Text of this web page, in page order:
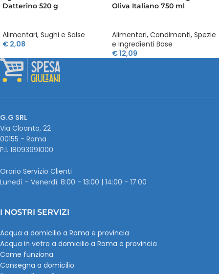
Datterino 520 g
Alimentari, Sughi e Salse
€ 2,08
Oliva Italiano 750 ml
Alimentari, Condimenti, Spezie
e Ingredienti Base
€12,09
G.G SRL
Via Cloanto, 22
00155 - Roma
P.I. ‭18093991000
Orario Servizio Clienti
Lunedì – Venerdì: 8:00 - 13:00 | 14:00 - 17:00
I NOSTRI SERVIZI
Acqua a domicilio a Roma e provincia
Acqua in vetro a domicilio a Roma e provincia
Come funziona
Consegna a domicilio